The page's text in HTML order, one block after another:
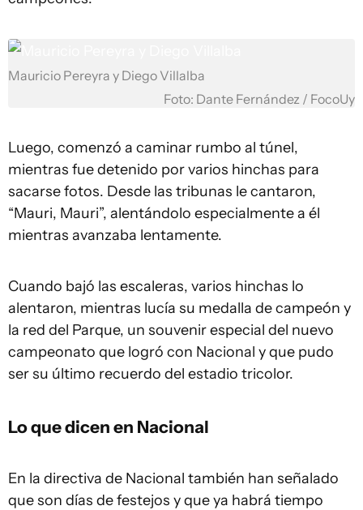
Mauricio Pereyra y Diego Villalba
Foto: Dante Fernández / FocoUy
Luego, comenzó a caminar rumbo al túnel,
mientras fue detenido por varios hinchas para
sacarse fotos. Desde las tribunas le cantaron,
“Mauri, Mauri”, alentándolo especialmente a él
mientras avanzaba lentamente.
Cuando bajó las escaleras, varios hinchas lo
alentaron, mientras lucía su medalla de campeón y
la red del Parque, un souvenir especial del nuevo
campeonato que logró con Nacional y que pudo
ser su último recuerdo del estadio tricolor.
Lo que dicen en Nacional
En la directiva de Nacional también han señalado
que son días de festejos y que ya habrá tiempo